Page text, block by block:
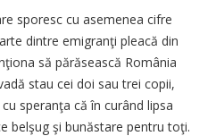
sporesc cu asemenea cifre
dintre emigranţi pleacă din
să părăsească România
stau cei doi sau trei copii,
speranţa că în curând lipsa
belşug şi bunăstare pentru toţi.